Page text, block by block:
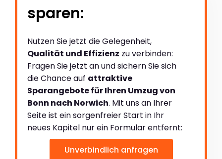
sparen:
Nutzen Sie jetzt die Gelegenheit,
Qualität und Effizienz zu verbinden:
Fragen Sie jetzt an und sichern Sie sich
die Chance auf attraktive
Sparangebote für Ihren Umzug von
Bonn nach Norwich. Mit uns an Ihrer
Seite ist ein sorgenfreier Start in Ihr
neues Kapitel nur ein Formular entfernt:
Unverbindlich anfragen